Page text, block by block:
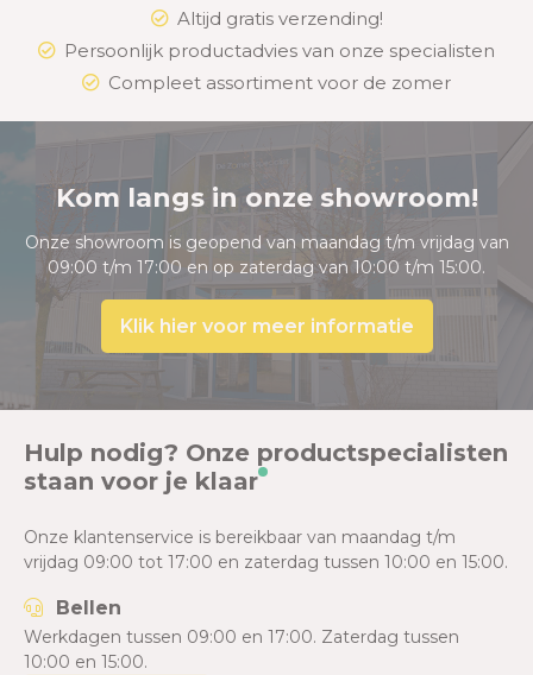
Altijd gratis verzending!
Persoonlijk productadvies van onze specialisten
Compleet assortiment voor de zomer
Kom langs in onze showroom!
Onze showroom is geopend van maandag t/m vrijdag van
09:00 t/m 17:00 en op zaterdag van 10:00 t/m 15:00.
Klik hier voor meer informatie
Hulp nodig? Onze productspecialisten
staan voor je klaar
Onze klantenservice is bereikbaar van maandag t/m
vrijdag 09:00 tot 17:00 en zaterdag tussen 10:00 en 15:00.
Bellen
Werkdagen tussen 09:00 en 17:00. Zaterdag tussen
10:00 en 15:00.